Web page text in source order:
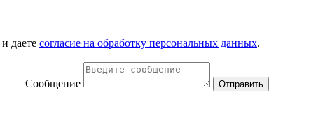
и даете согласие на обработку персональных данных.
Сообщение Отправить